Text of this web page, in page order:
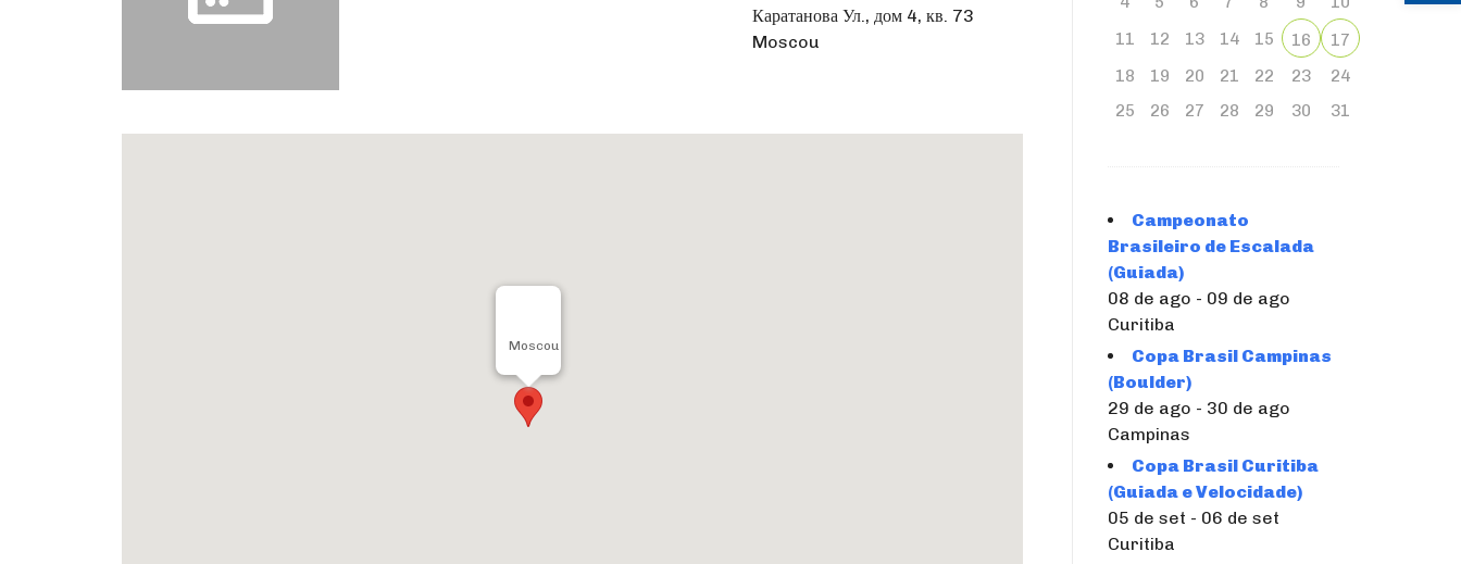
Каратанова Ул., дом 4, кв. 73
Moscou
Moscou
11
12 13 14 15 16
17
18
19 20 21 22 23
24
25
26 27 28 29 30 31
Campeonato
Brasileiro de Escalada
(Guiada)
08 de ago - 09 de ago
Curitiba
Copa Brasil Campinas
(Boulder)
29 de ago - 30 de ago
Campinas
Copa Brasil Curitiba
(Guiada e Velocidade)
05 de set - 06 de set
Curitiba